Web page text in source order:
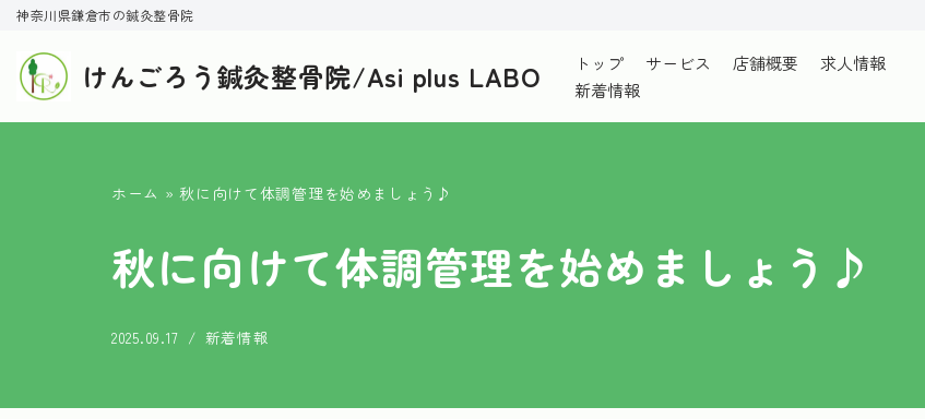
コ
ン
テ
神奈川県鎌倉市の鍼灸整骨院
けんごろう鍼灸整骨院/Asi plus LABO トップ サービス 店舗概要
求人情報
新着情報
ホーム »秋に向けて体調管理を始めましょう♪
秋に向けて体調管理を始めましょう♪
2025.09.17 新着情報